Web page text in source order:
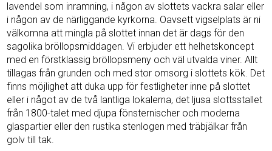
lavendel som inramning, i någon av slottets vackra salar eller
i någon av de närliggande kyrkorna. Oavsett vigselplats är ni
välkomna att mingla på slottet innan det är dags för den
sagolika bröllopsmiddagen. Vi erbjuder ett helhetskoncept
med en förstklassig bröllopsmeny och väl utvalda viner. Allt
tillagas från grunden och med stor omsorg i slottets kök. Det
finns möjlighet att duka upp för festligheter inne på slottet
eller i något av de två lantliga lokalerna, det ljusa slottsstallet
från 1800-talet med djupa fönsternischer och moderna
glaspartier eller den rustika stenlogen med träbjälkar från
golv till tak.